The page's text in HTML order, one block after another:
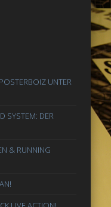
UNTER
SYSTEM: DER
& RUNNING